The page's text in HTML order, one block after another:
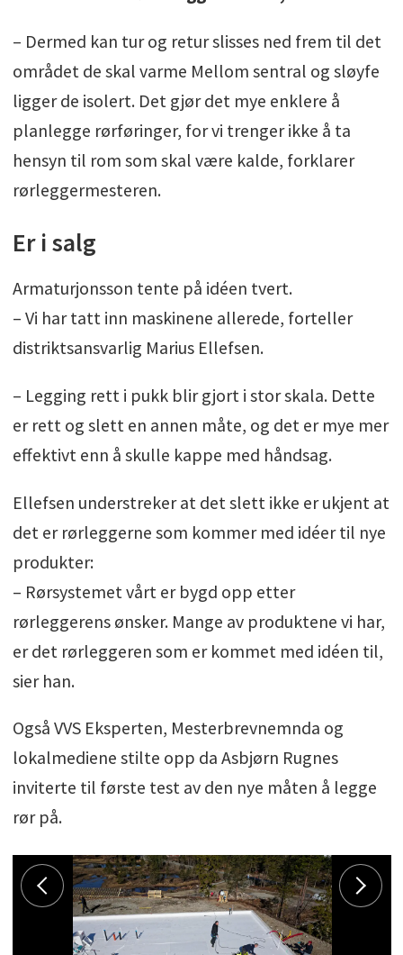
– Dermed kan tur og retur slisses ned frem til det
området de skal varme Mellom sentral og sløyfe
ligger de isolert. Det gjør det mye enklere å
planlegge rørføringer, for vi trenger ikke å ta
hensyn til rom som skal være kalde, forklarer
rørleggermesteren.
Er i salg
Armaturjonsson tente på idéen tvert.
– Vi har tatt inn maskinene allerede, forteller
distriktsansvarlig Marius Ellefsen.
– Legging rett i pukk blir gjort i stor skala. Dette
er rett og slett en annen måte, og det er mye mer
effektivt enn å skulle kappe med håndsag.
Ellefsen understreker at det slett ikke er ukjent at
det er rørleggerne som kommer med idéer til nye
produkter:
– Rørsystemet vårt er bygd opp etter
rørleggerens ønsker. Mange av produktene vi har,
er det rørleggeren som er kommet med idéen til,
sier han.
Også VVS Eksperten, Mesterbrevnemnda og
lokalmediene stilte opp da Asbjørn Rugnes
inviterte til første test av den nye måten å legge
rør på.